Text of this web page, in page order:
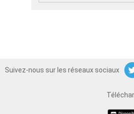
Suivez-nous sur les réseaux sociaux
Twitter